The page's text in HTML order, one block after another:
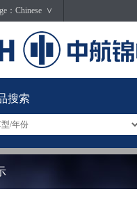
：Chinese ∨
搜索